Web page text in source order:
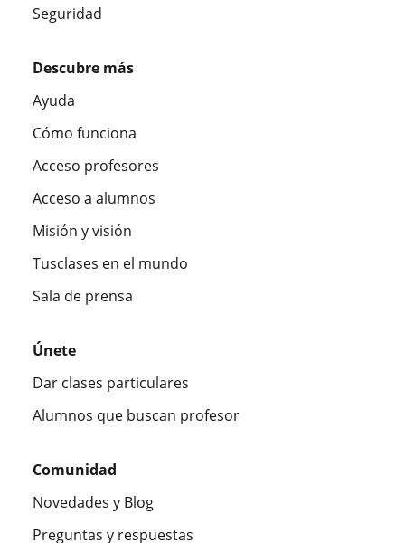
Seguridad
Descubre más
Ayuda
Cómo funciona
Acceso profesores
Acceso a alumnos
Misión y visión
Tusclases en el mundo
Sala de prensa
Únete
Dar clases particulares
Alumnos que buscan profesor
Comunidad
Novedades y Blog
Preguntas y respuestas